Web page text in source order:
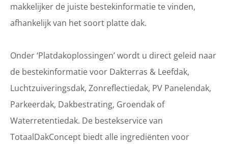
makkelijker de juiste bestekinformatie te vinden,
afhankelijk van het soort platte dak.
Onder ‘Platdakoplossingen’ wordt u direct geleid naar
de bestekinformatie voor Dakterras & Leefdak,
Luchtzuiveringsdak, Zonreflectiedak, PV Panelendak,
Parkeerdak, Dakbestrating, Groendak of
Waterretentiedak. De bestekservice van
TotaalDakConcept biedt alle ingrediënten voor